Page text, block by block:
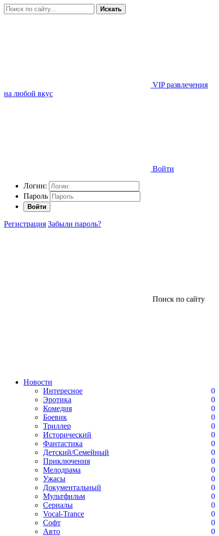
Искать
VIP развлечения
на любой вкус
Войти
Логин:
Пароль
Войти
Регистрация Забыли пароль?
Поиск по сайту
Новости
Интересное
0
Эротика
0
Комедия
0
Боевик
0
Триллер
0
Исторический
0
Фантастика
0
Детский/Семейный
0
Приключения
0
Мелодрама
0
Ужасы
0
Документальный
0
Мультфильм
0
Сериалы
0
Vocal-Trance
0
Софт
0
Авто
0